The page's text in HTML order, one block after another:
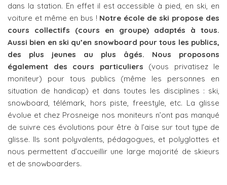
dans la station. En effet il est accessible à pied, en ski, en
voiture et même en bus ! Notre école de ski propose des
cours collectifs (cours en groupe) adaptés à tous.
Aussi bien en ski qu’en snowboard pour tous les publics,
des plus jeunes au plus âgés.
Nous proposons
également des cours particuliers (vous privatisez le
moniteur) pour tous publics (même les personnes en
situation de handicap) et dans toutes les disciplines : ski,
snowboard, télémark, hors piste, freestyle, etc. La glisse
évolue et chez Prosneige nos moniteurs n’ont pas manqué
de suivre ces évolutions pour être à l’aise sur tout type de
glisse. Ils sont polyvalents, pédagogues, et polyglottes et
nous permettent d’accueillir une large majorité de skieurs
et de snowboarders.